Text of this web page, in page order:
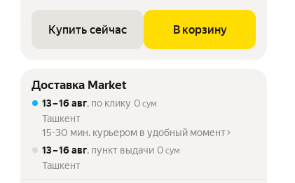
Купить сейчас В корзину
Доставка Market
13 – 16 авг, по клику 0 сум
Ташкент
15-30 мин. курьером в удобный момент
13 – 16 авг, пункт выдачи 0 сум
Ташкент